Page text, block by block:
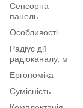
Сенсорна
панель
Особливості
Радіус дії
радіоканалу, м
Ергономіка
Сумісність